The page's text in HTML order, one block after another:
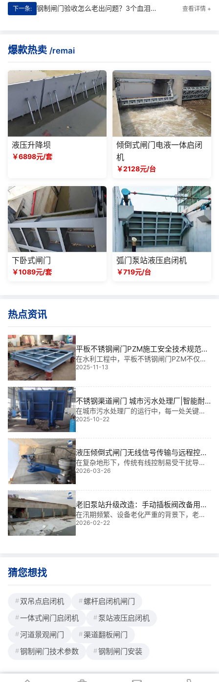
下一条: 钢制闸门验收怎么老出问题？3个血泪教训+我工地上的解决办法 查看详情 +
爆款热卖 /remai
液压升降坝
￥6898元/套
倾倒式闸门电液一体启闭
机
￥2128元/台
下卧式闸门
￥1089元/套
弧门泵站液压启闭机
￥719元/台
热点资讯
平板不锈钢闸门PZM施工安全技术规范选
型建议|**守护水系统生命线
在水利工程中，平板不锈钢闸门PZM不仅是
水流调控的关键部件，更是保障水质安全、
延长设备寿命的核心屏障。尤其在海水淡
化、化工废水处理、饮用水库及市政污水处
理等严苛场景中，其耐腐蚀性与结构稳定性
直接决定工
2025-11-13
不锈钢渠道闸门 城市污水处理厂|智能耐
腐守护者
在城市污水处理厂的运行中，每一处关键节
点都关乎系统稳定与水质安全。而我参与过
道闸门不仅是水流控制的核心装置，更是长
期服役于强腐蚀环境下的“隐形卫士”。它不仅
保
2025-10-22
液压倾倒式闸门无线信号传输与远程控制
系统
在复杂地形下，传统有线控制易受干扰导致
误操作，这正是我多年工程中常遇到的**。
本液压倾倒式闸门无线信号传输与远程控制
系统专为高可靠性需求设计，实现安全**的
无人值守。
2026-03-26
老旧泵站升级改造：手动插板阀改备用电
源与景观外观定制
在汛期频繁、设备老化严重的背景下，老旧
泵站的启闭可靠性与运行效率直接关乎城市
2026-02-22
猜您想找
双吊点启闭机
螺杆启闭机闸门
一体式闸门启闭机
泵站液压启闭机
河道景观闸门
渠道翻板闸门
钢制闸门技术参数
钢制闸门安装